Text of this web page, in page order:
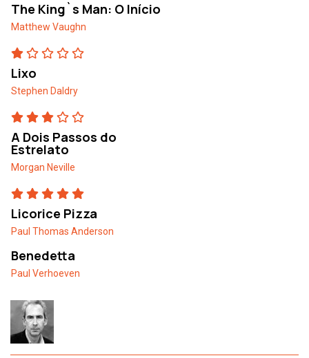
The King`s Man: O Início
Matthew Vaughn
Lixo
Stephen Daldry
A Dois Passos do
Estrelato
Morgan Neville
Licorice Pizza
Paul Thomas Anderson
Benedetta
Paul Verhoeven